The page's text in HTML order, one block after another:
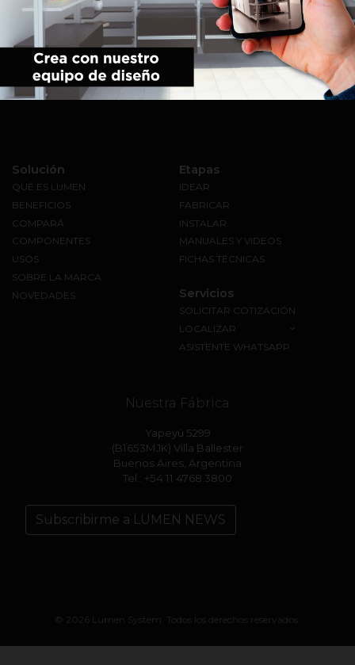
Solución
QUÉ ES LUMEN
BENEFICIOS
COMPARÁ
COMPONENTES
USOS
SOBRE LA MARCA
NOVEDADES
Etapas
IDEAR
FABRICAR
INSTALAR
MANUALES Y VIDEOS
FICHAS TÉCNICAS
Servicios
SOLICITAR COTIZACIÓN
LOCALIZAR
ASISTENTE WHATSAPP
Nuestra Fábrica
Yapeyú 5299
(B1653MJK) Villa Ballester
Buenos Aires, Argentina
Tel.: +54 11 4768.3800
Subscribirme a LUMEN NEWS
© 2026 Lumen System. Todos los derechos reservados.